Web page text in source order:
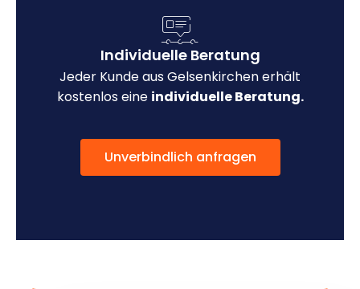
Individuelle Beratung
Jeder Kunde aus Gelsenkirchen erhält
kostenlos eine individuelle Beratung.
Unverbindlich anfragen